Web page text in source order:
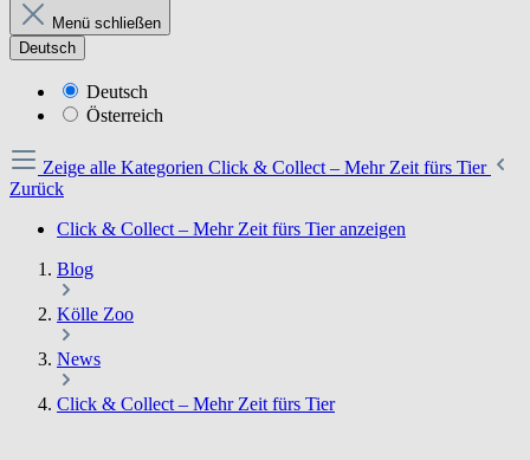
Menü schließen
Deutsch
Deutsch
Österreich
Zeige alle Kategorien Click & Collect – Mehr Zeit fürs Tier
Zurück
Click & Collect – Mehr Zeit fürs Tier anzeigen
Blog
Kölle Zoo
News
Click & Collect – Mehr Zeit fürs Tier